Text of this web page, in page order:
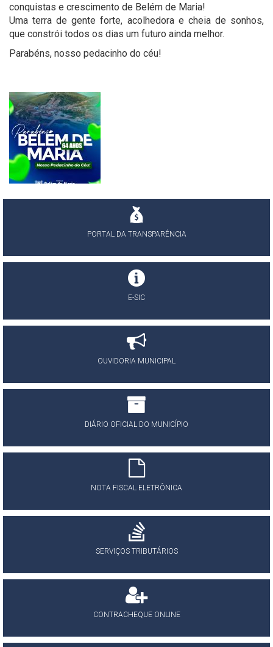
conquistas e crescimento de Belém de Maria!
Uma terra de gente forte, acolhedora e cheia de sonhos,
que constrói todos os dias um futuro ainda melhor.
Parabéns, nosso pedacinho do céu!
PORTAL DA TRANSPARÊNCIA
E-SIC
OUVIDORIA MUNICIPAL
DIÁRIO OFICIAL DO MUNICÍPIO
NOTA FISCAL ELETRÔNICA
SERVIÇOS TRIBUTÁRIOS
CONTRACHEQUE ONLINE